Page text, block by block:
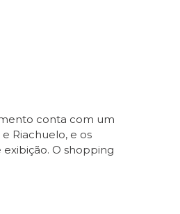
conta com um
Riachuelo, e os
O shopping